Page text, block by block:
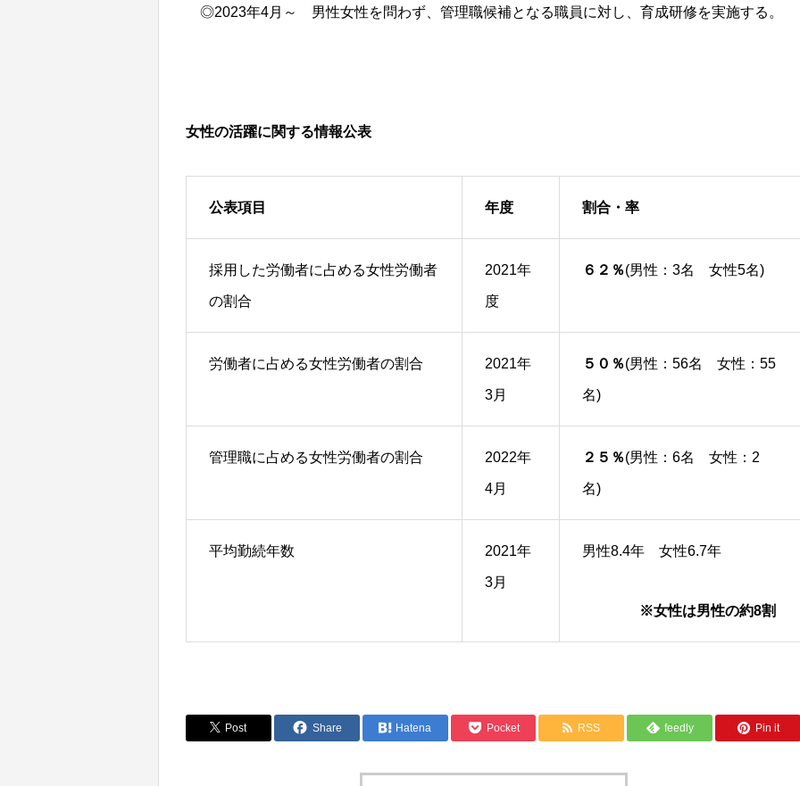
◎2023年4月～ 男性女性を問わず、管理職候補となる職員に対し、育成研修を実施する。
女性の活躍に関する情報公表
公表項目 年度 割合・率
採用した労働者に占める女性労働者
の割合
2021年
度
６２％(男性：3名 女性5名)
労働者に占める女性労働者の割合 2021年
3月
５０％(男性：56名 女性：55
名)
管理職に占める女性労働者の割合 2022年
4月
２５％(男性：6名 女性：2
名)
平均勤続年数 2021年
3月
男性8.4年 女性6.7年
※女性は男性の約8割
Post Share Hatena Pocket RSS feedly Pin it